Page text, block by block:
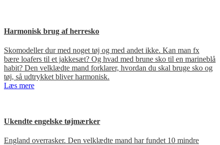
Harmonisk brug af herresko
Skomodeller dur med noget tøj og med andet ikke. Kan man fx
bære loafers til et jakkesæt? Og hvad med brune sko til en marineblå
habit? Den velklædte mand forklarer, hvordan du skal bruge sko og
tøj, så udtrykket bliver harmonisk.
Læs mere
Ukendte engelske tøjmærker
England overrasker. Den velklædte mand har fundet 10 mindre